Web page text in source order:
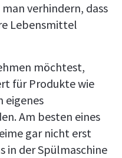
verhindern, dass
Lebensmittel
möchtest,
für Produkte wie
eigenes
Am besten eines
gar nicht erst
in der Spülmaschine